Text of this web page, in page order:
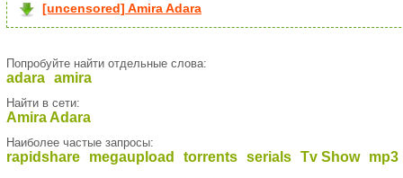
[uncensored] Amira Adara
Попробуйте найти отдельные слова:
adara amira
Найти в сети:
Amira Adara
Наиболее частые запросы:
rapidshare megaupload torrents serials Tv Show mp3